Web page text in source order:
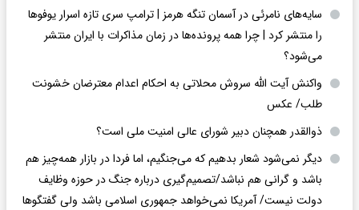
سایه‌های نامرئی در آسمان تنگه هرمز | ترامپ سری تازه اسرار یوفوها
را منتشر کرد | چرا همه پرونده‌ها در زمان مذاکرات با ایران منتشر
می‌شود؟
واکنش آیت الله سروش محلاتی به احکام اعدام معترضان خشونت
طلب/ عکس
ذوالقدر همچنان دبیر شورای ‌عالی امنیت ملی است؟
دیگر نمی‌شود شعار بدهیم که می‌جنگیم، اما فردا در بازار همه‌چیز هم
باشد و گرانی هم نباشد/تصمیم‌گیری درباره جنگ در حوزه وظایف
دولت نیست/ آمریکا نمی‌خواهد جمهوری اسلامی باشد ولی گفتگوها